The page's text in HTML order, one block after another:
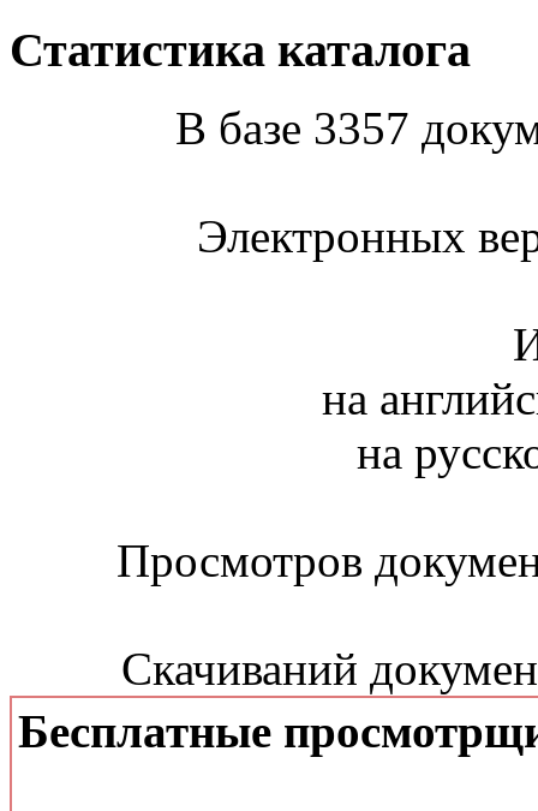
Статистика каталога
В базе 3357
Электронных
на
на
Просмотров
Скачиваний
Бесплатные